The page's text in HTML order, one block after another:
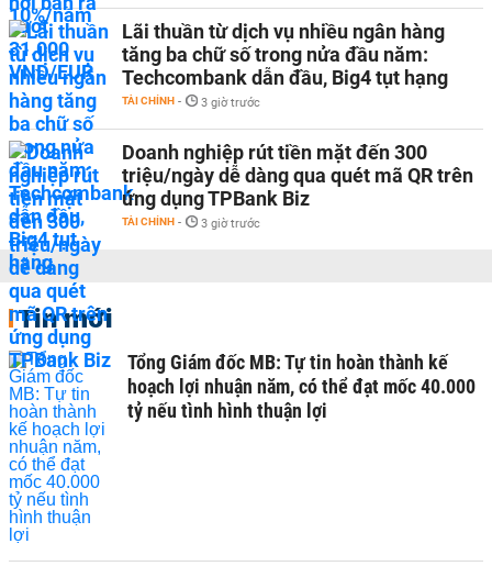
Lãi thuần từ dịch vụ nhiều ngân hàng
tăng ba chữ số trong nửa đầu năm:
Techcombank dẫn đầu, Big4 tụt hạng
TÀI CHÍNH - 3 giờ trước
Doanh nghiệp rút tiền mặt đến 300
triệu/ngày dễ dàng qua quét mã QR trên
ứng dụng TPBank Biz
TÀI CHÍNH - 3 giờ trước
Tin mới
Tổng Giám đốc MB: Tự tin hoàn thành kế
hoạch lợi nhuận năm, có thể đạt mốc 40.000
tỷ nếu tình hình thuận lợi